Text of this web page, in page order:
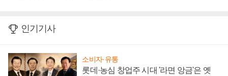
인기기사
소비자·유통
롯데·농심 창업주 시대 '라면 앙금'은 옛